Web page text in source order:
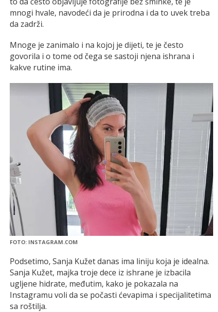
mnogi hvale, navodeći da je prirodna i da to uvek treba
da zadrži.
Mnoge je zanimalo i na kojoj je dijeti, te je često
govorila i o tome od čega se sastoji njena ishrana i
kakve rutine ima.
FOTO: INSTAGRAM.COM
Podsetimo, Sanja Kužet danas ima liniju koja je idealna.
Sanja Kužet, majka troje dece iz ishrane je izbacila
ugljene hidrate, međutim, kako je pokazala na
Instagramu voli da se počasti ćevapima i specijalitetima
sa roštilja.